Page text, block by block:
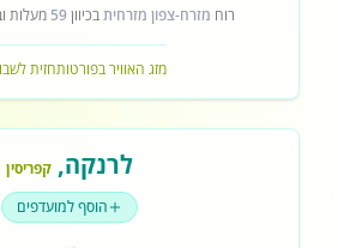
רוח מזרח-צפון מזרחיתבכיוון59 מעלות
מזג האוויר בפורטותחזית
לרנקה, קפריסין
הוסף למועדפים